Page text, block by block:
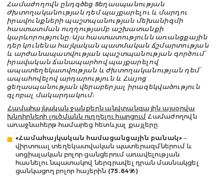
Համաժողովն ընդգծեց Ցեղասպանության
ժխտողականության դեմ պայքարելու և մարդու
իրավունքների պաշտպանության մեխանիզմի
հաստատման ուղղությամբ աշխատանքի
կարևորությունը: Այս հաստատությունն առանցքային
դեր կունենա հայկական պատմական ճշմարտության
և արժանապատվության պաշտպանության գործում՝
իրավական ճանապարհով պայքարելով
ապատեղեկատվության և ժխտողականության դեմ՝
ապահովելով արդարություն և Հայոց
ցեղասպանության վերաբերյալ իրազեկվածություն
գլոբալ մակարդակում:
Համահայկական ջանքերն անվտանգային այսօրվա
խնդիրների լուծմանն ուղղելու հարցում Համաժողովն
առաջնահերթ համարեց հետևյալ քայլերը.
«Համահայկական համացանցային բանակ» –
վիրտուալ տեղեկատվական պատերազմներում և
սոցիալական բոլոր ցանցերում առավելության
հասնելու նպատակով ներգրավել դրան մասնակցել
ցանկացող բոլոր հայերին (75.64%)